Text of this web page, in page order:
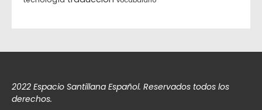
2022 Espacio Santillana Español. Reservados todos los
derechos.